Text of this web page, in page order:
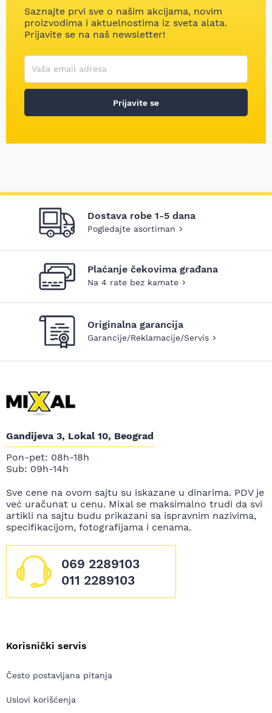
Saznajte prvi sve o našim akcijama, novim
proizvodima i aktuelnostima iz sveta alata.
Prijavite se na naš newsletter!
Korisničko ime
Vaša email adresa
Prijavite se
Dostava robe 1-5 dana
Pogledajte asortiman
Plaćanje čekovima građana
Na 4 rate bez kamate
Originalna garancija
Garancije/Reklamacije/Servis
Gandijeva 3, Lokal 10, Beograd
Pon-pet: 08h-18h
Sub: 09h-14h
Sve cene na ovom sajtu su iskazane u dinarima. PDV je
već uračunat u cenu. Mixal se maksimalno trudi da svi
artikli na sajtu budu prikazani sa ispravnim nazivima,
specifikacijom, fotografijama i cenama.
069 2289103
011 2289103
Korisnički servis
Često postavljana pitanja
Uslovi korišćenja